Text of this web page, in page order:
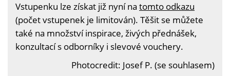
Vstupenku lze získat již nyní na tomto odkazu
(počet vstupenek je limitován). Těšit se můžete
také na množství inspirace, živých přednášek,
konzultací s odborníky i slevové vouchery.
Photocredit: Josef P. (se souhlasem)